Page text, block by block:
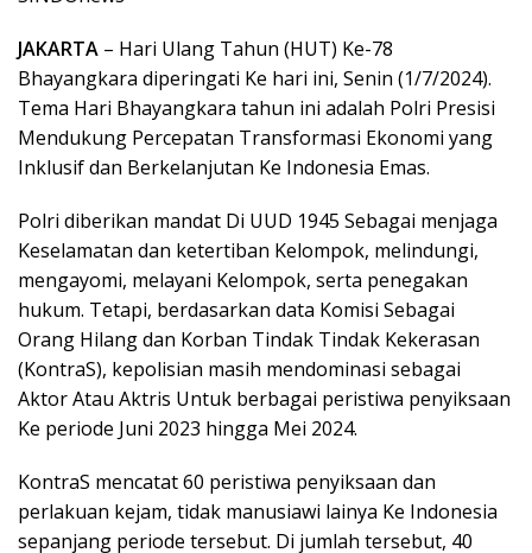
JAKARTA – Hari Ulang Tahun (HUT) Ke-78
Bhayangkara diperingati Ke hari ini, Senin (1/7/2024).
Tema Hari Bhayangkara tahun ini adalah Polri Presisi
Mendukung Percepatan Transformasi Ekonomi yang
Inklusif dan Berkelanjutan Ke Indonesia Emas.
Polri diberikan mandat Di UUD 1945 Sebagai menjaga
Keselamatan dan ketertiban Kelompok, melindungi,
mengayomi, melayani Kelompok, serta penegakan
hukum. Tetapi, berdasarkan data Komisi Sebagai
Orang Hilang dan Korban Tindak Tindak Kekerasan
(KontraS), kepolisian masih mendominasi sebagai
Aktor Atau Aktris Untuk berbagai peristiwa penyiksaan
Ke periode Juni 2023 hingga Mei 2024.
KontraS mencatat 60 peristiwa penyiksaan dan
perlakuan kejam, tidak manusiawi lainya Ke Indonesia
sepanjang periode tersebut. Di jumlah tersebut, 40